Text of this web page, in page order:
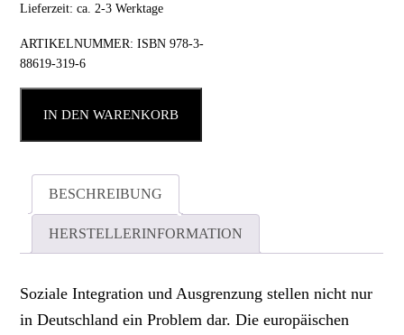
Lieferzeit: ca. 2-3 Werktage
ARTIKELNUMMER:ISBN 978-3-
88619-319-6
IN DEN WARENKORB
BESCHREIBUNG
HERSTELLERINFORMATION
Soziale Integration und Ausgrenzung stellen nicht nur
in Deutschland ein Problem dar. Die europäischen